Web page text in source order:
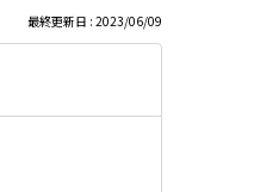
最終更新日 : 2023/06/09